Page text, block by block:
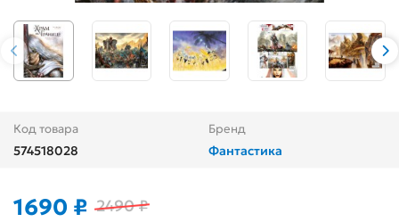
Код товара
574518028
Бренд
Фантастика
1690 ₽ 2490 ₽